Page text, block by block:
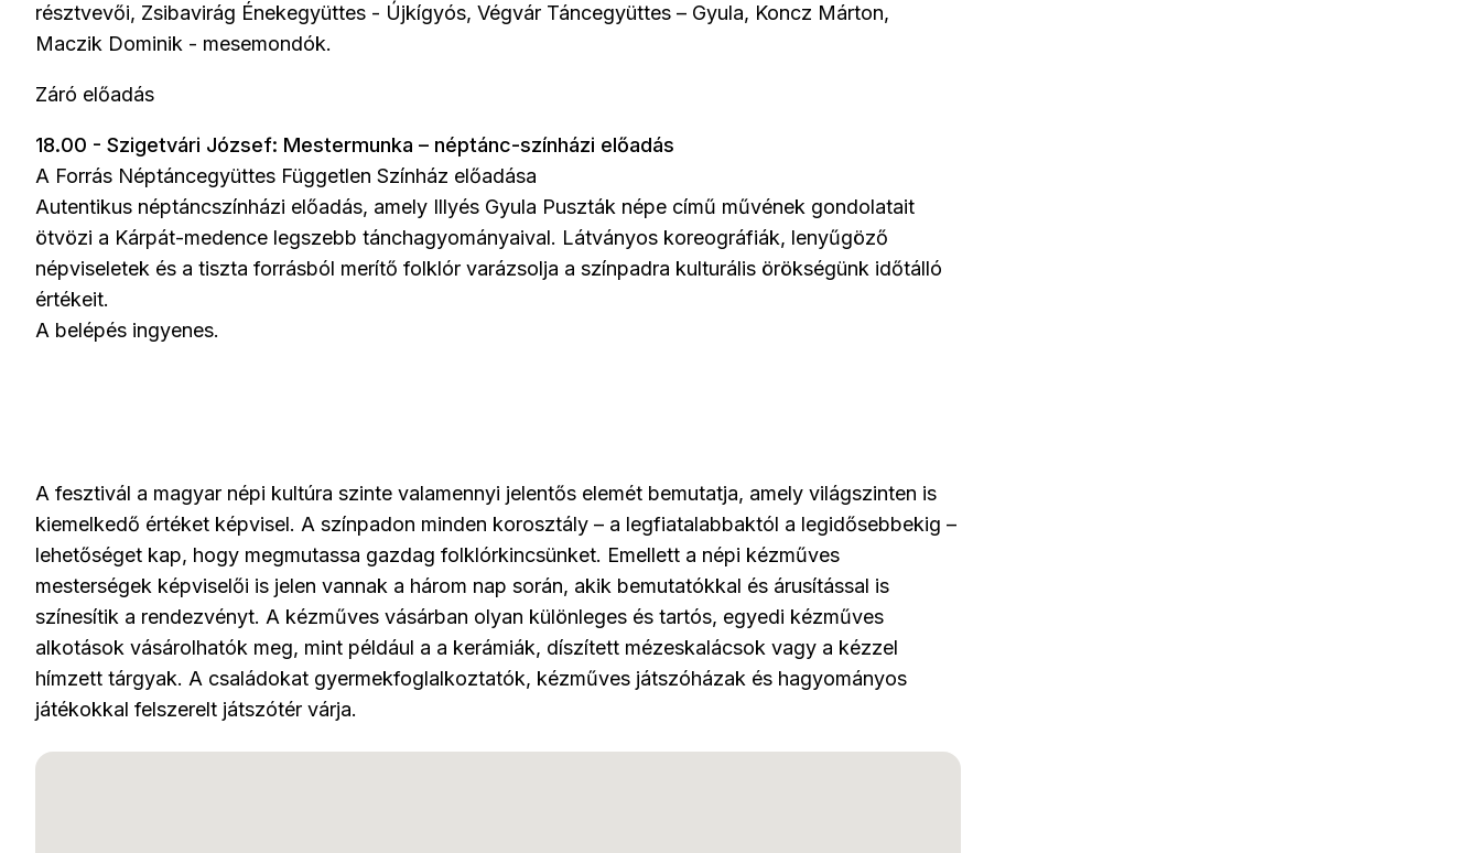
résztvevői, Zsibavirág Énekegyüttes - Újkígyós, Végvár Táncegyüttes – Gyula, Koncz Márton,
Maczik Dominik - mesemondók.
Záró előadás
18.00 - Szigetvári József: Mestermunka – néptánc-színházi előadás
A Forrás Néptáncegyüttes Független Színház előadása
Autentikus néptáncszínházi előadás, amely Illyés Gyula Puszták népe című művének gondolatait
ötvözi a Kárpát-medence legszebb tánchagyományaival. Látványos koreográfiák, lenyűgöző
népviseletek és a tiszta forrásból merítő folklór varázsolja a színpadra kulturális örökségünk időtálló
értékeit.
A belépés ingyenes.
A fesztivál a magyar népi kultúra szinte valamennyi jelentős elemét bemutatja, amely világszinten is
kiemelkedő értéket képvisel. A színpadon minden korosztály – a legfiatalabbaktól a legidősebbekig –
lehetőséget kap, hogy megmutassa gazdag folklórkincsünket. Emellett a népi kézműves
mesterségek képviselői is jelen vannak a három nap során, akik bemutatókkal és árusítással is
színesítik a rendezvényt. A kézműves vásárban olyan különleges és tartós, egyedi kézműves
alkotások vásárolhatók meg, mint például a a kerámiák, díszített mézeskalácsok vagy a kézzel
hímzett tárgyak. A családokat gyermekfoglalkoztatók, kézműves játszóházak és hagyományos
játékokkal felszerelt játszótér várja.